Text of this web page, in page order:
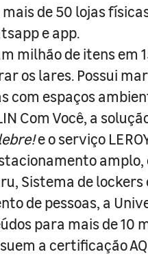
de 50 lojas
e app.
milhão de itens em
os lares. Possui
com espaços
Com Você, a
e o serviço
Sistema de lockers
de pessoas, a
para mais de 10
a certificação